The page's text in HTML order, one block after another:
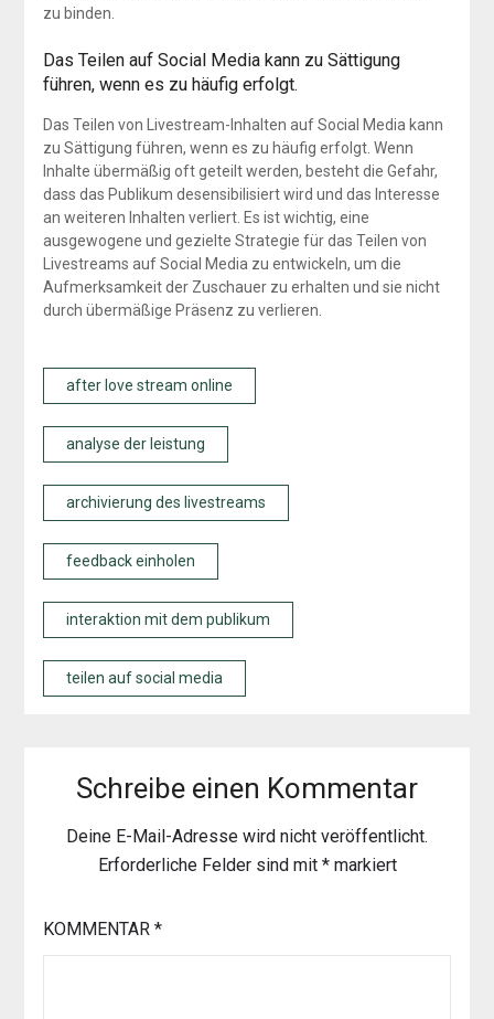
zu binden.
Das Teilen auf Social Media kann zu Sättigung
führen, wenn es zu häufig erfolgt.
Das Teilen von Livestream-Inhalten auf Social Media kann
zu Sättigung führen, wenn es zu häufig erfolgt. Wenn
Inhalte übermäßig oft geteilt werden, besteht die Gefahr,
dass das Publikum desensibilisiert wird und das Interesse
an weiteren Inhalten verliert. Es ist wichtig, eine
ausgewogene und gezielte Strategie für das Teilen von
Livestreams auf Social Media zu entwickeln, um die
Aufmerksamkeit der Zuschauer zu erhalten und sie nicht
durch übermäßige Präsenz zu verlieren.
after love stream online
analyse der leistung
archivierung des livestreams
feedback einholen
interaktion mit dem publikum
teilen auf social media
Schreibe einen Kommentar
Deine E-Mail-Adresse wird nicht veröffentlicht.
Erforderliche Felder sind mit *markiert
KOMMENTAR *